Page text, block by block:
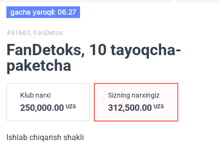
gacha yaroqli: 06.27
#91663, FanDetox
FanDetoks, 10 tayoqcha-
paketcha
Klub narxi
250,000.00 UZS
Sizning narxingiz
312,500.00UZS
Ishlab chiqarish shakli